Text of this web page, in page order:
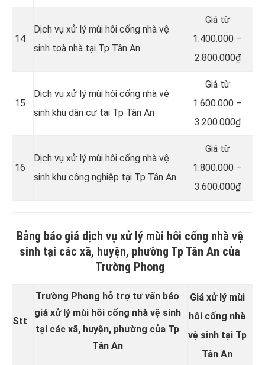
14
Dịch vụ xử lý mùi hôi cống nhà vệ
sinh toà nhà tại Tp Tân An
Giá từ
1.400.000 –
2.800.000₫
15
Dịch vụ xử lý mùi hôi cống nhà vệ
sinh khu dân cư tại Tp Tân An
Giá từ
1.600.000 –
3.200.000₫
16
Dịch vụ xử lý mùi hôi cống nhà vệ
sinh khu công nghiệp tại Tp Tân An
Giá từ
1.800.000 –
3.600.000₫
Bảng báo giá dịch vụ xử lý mùi hôi cống nhà vệ
sinh tại các xã, huyện, phường Tp Tân An của
Trường Phong
Stt
Trường Phong hỗ trợ tư vấn báo
giá xử lý mùi hôi cống nhà vệ sinh
tại các xã, huyện, phường của Tp
Tân An
Giá xử lý mùi
hôi cống nhà
vệ sinh tại Tp
Tân An